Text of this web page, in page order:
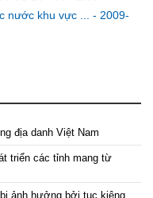
nước khu vực ... - 2009-
địa danh Việt Nam
triển các tỉnh mang từ
ảnh hưởng bởi tục kiêng